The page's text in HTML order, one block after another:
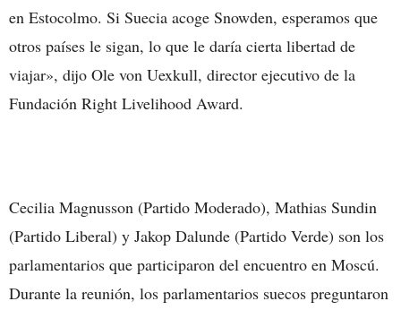
en Estocolmo. Si Suecia acoge Snowden, esperamos que
otros países le sigan, lo que le daría cierta libertad de
viajar», dijo Ole von Uexkull, director ejecutivo de la
Fundación Right Livelihood Award.
Cecilia Magnusson (Partido Moderado), Mathias Sundin
(Partido Liberal) y Jakop Dalunde (Partido Verde) son los
parlamentarios que participaron del encuentro en Moscú.
Durante la reunión, los parlamentarios suecos preguntaron